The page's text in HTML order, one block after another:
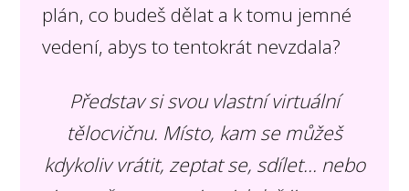
plán, co budeš dělat a k tomu jemné
vedení, abys to tentokrát nevzdala?
Představ si svou vlastní virtuální
tělocvičnu. Místo, kam se můžeš
kdykoliv vrátit, zeptat se, sdílet… nebo